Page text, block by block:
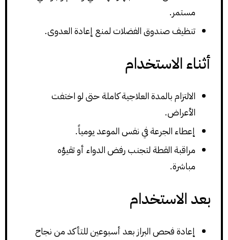
مستمر.
تنظيف صندوق الفضلات لمنع إعادة العدوى.
أثناء الاستخدام
الالتزام بالمدة العلاجية كاملة حتى لو اختفت
الأعراض.
إعطاء الجرعة في نفس الموعد يومياً.
مراقبة القطة لتجنب رفض الدواء أو تقيؤه
مباشرة.
بعد الاستخدام
إعادة فحص البراز بعد أسبوعين للتأكد من نجاح